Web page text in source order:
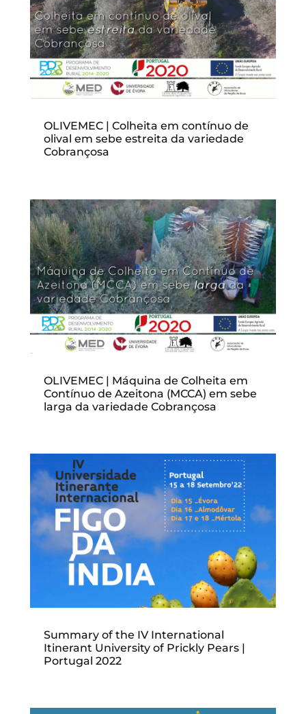
OLIVEMEC | Colheita em contínuo de
olival em sebe estreita da variedade
Cobrançosa
OLIVEMEC | Máquina de Colheita em
Contínuo de Azeitona (MCCA) em sebe
larga da variedade Cobrançosa
Summary of the IV International
Itinerant University of Prickly Pears |
Portugal 2022